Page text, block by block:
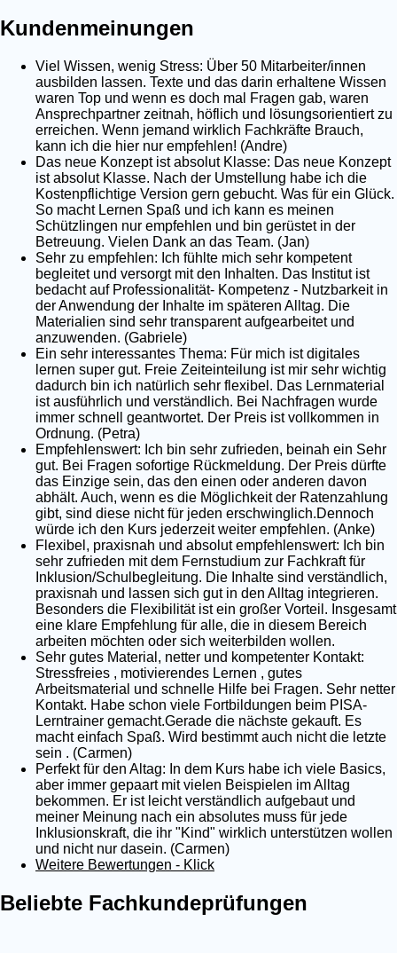
Kundenmeinungen
Viel Wissen, wenig Stress: Über 50 Mitarbeiter/innen
ausbilden lassen. Texte und das darin erhaltene Wissen
waren Top und wenn es doch mal Fragen gab, waren
Ansprechpartner zeitnah, höflich und lösungsorientiert zu
erreichen. Wenn jemand wirklich Fachkräfte Brauch,
kann ich die hier nur empfehlen! (Andre)
Das neue Konzept ist absolut Klasse: Das neue Konzept
ist absolut Klasse. Nach der Umstellung habe ich die
Kostenpflichtige Version gern gebucht. Was für ein Glück.
So macht Lernen Spaß und ich kann es meinen
Schützlingen nur empfehlen und bin gerüstet in der
Betreuung. Vielen Dank an das Team. (Jan)
Sehr zu empfehlen: Ich fühlte mich sehr kompetent
begleitet und versorgt mit den Inhalten. Das Institut ist
bedacht auf Professionalität- Kompetenz - Nutzbarkeit in
der Anwendung der Inhalte im späteren Alltag. Die
Materialien sind sehr transparent aufgearbeitet und
anzuwenden. (Gabriele)
Ein sehr interessantes Thema: Für mich ist digitales
lernen super gut. Freie Zeiteinteilung ist mir sehr wichtig
dadurch bin ich natürlich sehr flexibel. Das Lernmaterial
ist ausführlich und verständlich. Bei Nachfragen wurde
immer schnell geantwortet. Der Preis ist vollkommen in
Ordnung. (Petra)
Empfehlenswert: Ich bin sehr zufrieden, beinah ein Sehr
gut. Bei Fragen sofortige Rückmeldung. Der Preis dürfte
das Einzige sein, das den einen oder anderen davon
abhält. Auch, wenn es die Möglichkeit der Ratenzahlung
gibt, sind diese nicht für jeden erschwinglich.Dennoch
würde ich den Kurs jederzeit weiter empfehlen. (Anke)
Flexibel, praxisnah und absolut empfehlenswert: Ich bin
sehr zufrieden mit dem Fernstudium zur Fachkraft für
Inklusion/Schulbegleitung. Die Inhalte sind verständlich,
praxisnah und lassen sich gut in den Alltag integrieren.
Besonders die Flexibilität ist ein großer Vorteil. Insgesamt
eine klare Empfehlung für alle, die in diesem Bereich
arbeiten möchten oder sich weiterbilden wollen.
Sehr gutes Material, netter und kompetenter Kontakt:
Stressfreies , motivierendes Lernen , gutes
Arbeitsmaterial und schnelle Hilfe bei Fragen. Sehr netter
Kontakt. Habe schon viele Fortbildungen beim PISA-
Lerntrainer gemacht.Gerade die nächste gekauft. Es
macht einfach Spaß. Wird bestimmt auch nicht die letzte
sein . (Carmen)
Perfekt für den Altag: In dem Kurs habe ich viele Basics,
aber immer gepaart mit vielen Beispielen im Alltag
bekommen. Er ist leicht verständlich aufgebaut und
meiner Meinung nach ein absolutes muss für jede
Inklusionskraft, die ihr "Kind" wirklich unterstützen wollen
und nicht nur dasein. (Carmen)
Weitere Bewertungen - Klick
Beliebte Fachkundeprüfungen